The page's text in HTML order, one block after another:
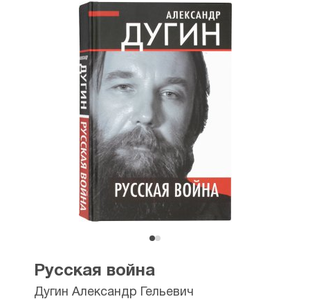
Русская война
Дугин Александр Гельевич